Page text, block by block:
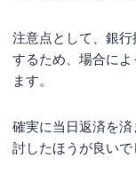
注意点として、銀
するため、場合に
ます。
確実に当日返済を
討したほうが良いで